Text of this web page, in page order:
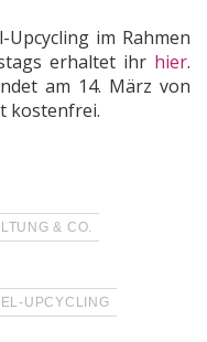
im Rahmen
erhaltet ihr hier.
am 14. März von
kostenfrei.
& CO.